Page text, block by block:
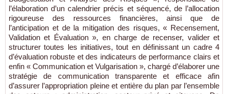
l’élaboration d’un calendrier précis et séquencé, de l’allocation
rigoureuse des ressources financières, ainsi que de
l’anticipation et de la mitigation des risques, « Recensement,
Validation et Évaluation », en charge de recenser, valider et
structurer toutes les initiatives, tout en définissant un cadre 4
d’évaluation robuste et des indicateurs de performance clairs et
enfin « Communication et Vulgarisation », chargé d’élaborer une
stratégie de communication transparente et efficace afin
d’assurer l’appropriation pleine et entière du plan par l’ensemble